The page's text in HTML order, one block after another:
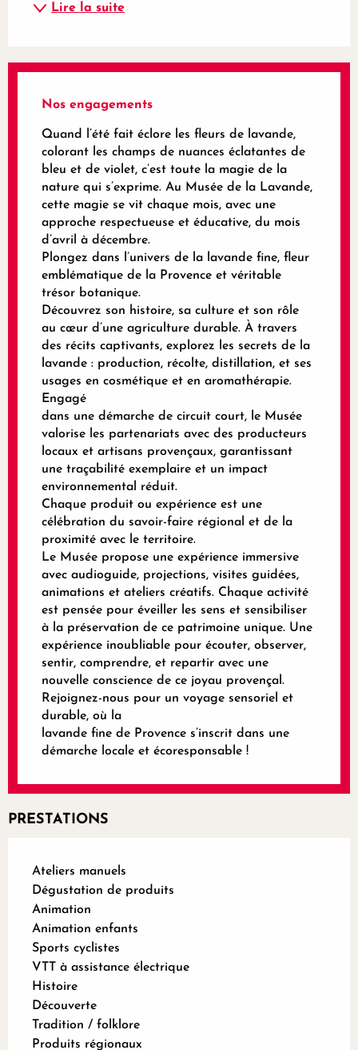
Lire la suite
Nos engagements
Quand l’été fait éclore les fleurs de lavande,
colorant les champs de nuances éclatantes de
bleu et de violet, c’est toute la magie de la
nature qui s’exprime. Au Musée de la Lavande,
cette magie se vit chaque mois, avec une
approche respectueuse et éducative, du mois
d’avril à décembre.
Plongez dans l’univers de la lavande fine, fleur
emblématique de la Provence et véritable
trésor botanique.
Découvrez son histoire, sa culture et son rôle
au cœur d’une agriculture durable. À travers
des récits captivants, explorez les secrets de la
lavande : production, récolte, distillation, et ses
usages en cosmétique et en aromathérapie.
Engagé
dans une démarche de circuit court, le Musée
valorise les partenariats avec des producteurs
locaux et artisans provençaux, garantissant
une traçabilité exemplaire et un impact
environnemental réduit.
Chaque produit ou expérience est une
célébration du savoir-faire régional et de la
proximité avec le territoire.
Le Musée propose une expérience immersive
avec audioguide, projections, visites guidées,
animations et ateliers créatifs. Chaque activité
est pensée pour éveiller les sens et sensibiliser
à la préservation de ce patrimoine unique. Une
expérience inoubliable pour écouter, observer,
sentir, comprendre, et repartir avec une
nouvelle conscience de ce joyau provençal.
Rejoignez-nous pour un voyage sensoriel et
durable, où la
lavande fine de Provence s’inscrit dans une
démarche locale et écoresponsable !
PRESTATIONS
Ateliers manuels
Dégustation de produits
Animation
Animation enfants
Sports cyclistes
VTT à assistance électrique
Histoire
Découverte
Tradition / folklore
Produits régionaux